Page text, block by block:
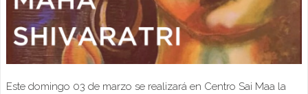
Este domingo 03 de marzo se realizará en Centro Sai Maa la